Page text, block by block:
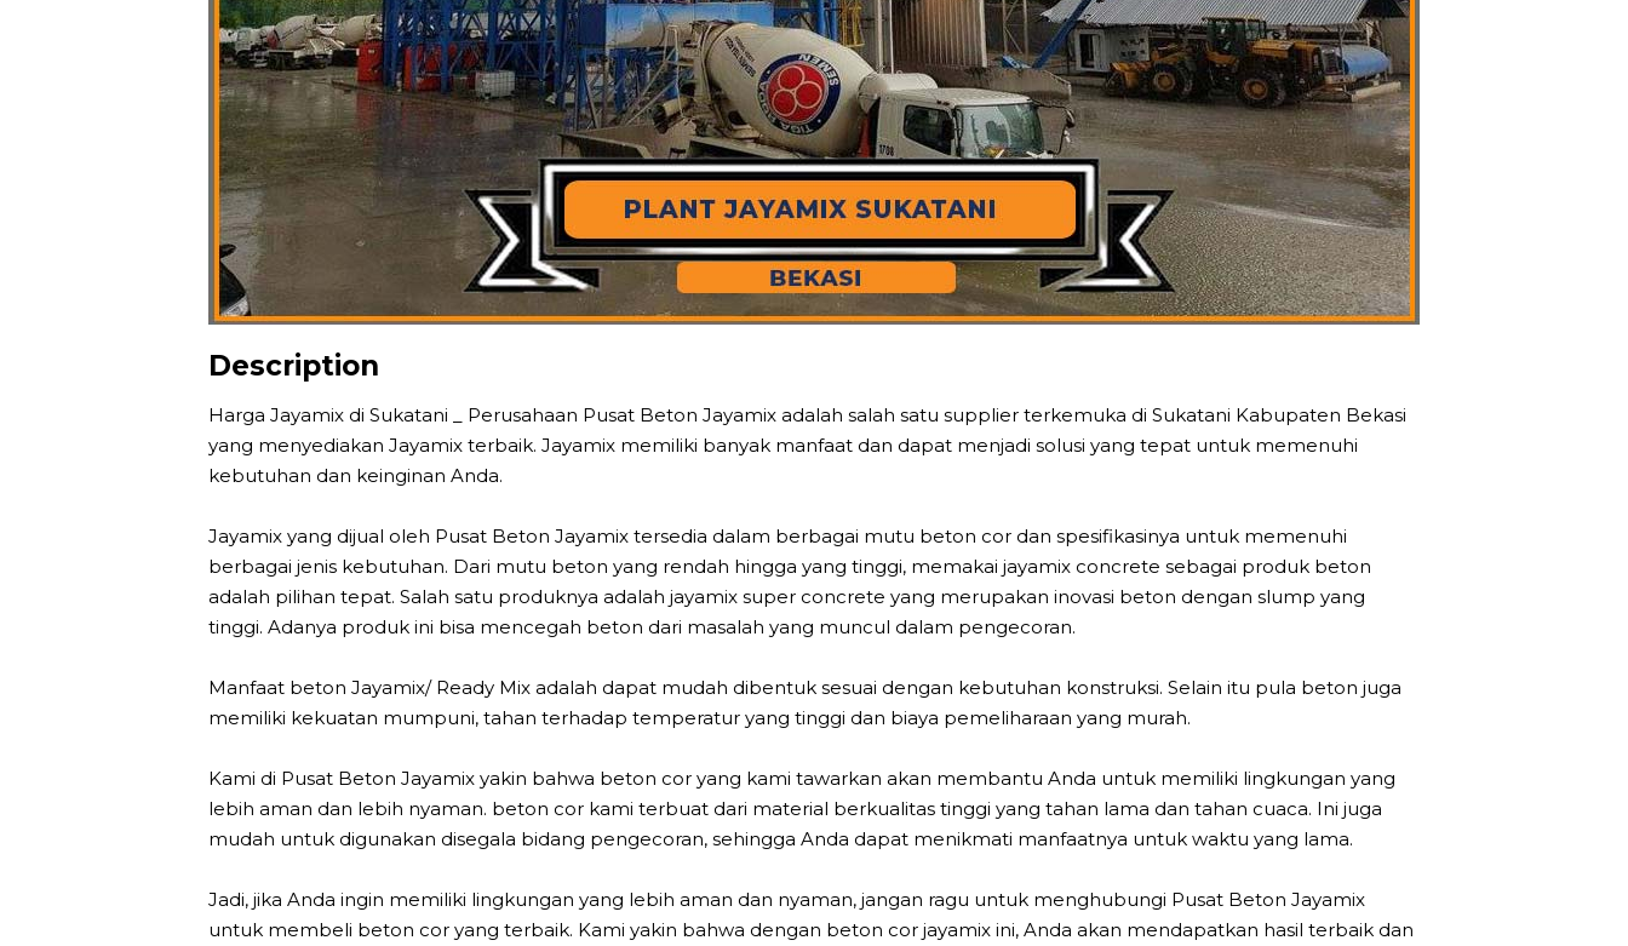
Description
Harga Jayamix di Sukatani _ Perusahaan Pusat Beton Jayamix adalah salah satu supplier terkemuka di Sukatani Kabupaten Bekasi
yang menyediakan Jayamix terbaik. Jayamix memiliki banyak manfaat dan dapat menjadi solusi yang tepat untuk memenuhi
kebutuhan dan keinginan Anda.
Jayamix yang dijual oleh Pusat Beton Jayamix tersedia dalam berbagai mutu beton cor dan spesifikasinya untuk memenuhi
berbagai jenis kebutuhan. Dari mutu beton yang rendah hingga yang tinggi, memakai jayamix concrete sebagai produk beton
adalah pilihan tepat. Salah satu produknya adalah jayamix super concrete yang merupakan inovasi beton dengan slump yang
tinggi. Adanya produk ini bisa mencegah beton dari masalah yang muncul dalam pengecoran.
Manfaat beton Jayamix/ Ready Mix adalah dapat mudah dibentuk sesuai dengan kebutuhan konstruksi. Selain itu pula beton juga
memiliki kekuatan mumpuni, tahan terhadap temperatur yang tinggi dan biaya pemeliharaan yang murah.
Kami di Pusat Beton Jayamix yakin bahwa beton cor yang kami tawarkan akan membantu Anda untuk memiliki lingkungan yang
lebih aman dan lebih nyaman. beton cor kami terbuat dari material berkualitas tinggi yang tahan lama dan tahan cuaca. Ini juga
mudah untuk digunakan disegala bidang pengecoran, sehingga Anda dapat menikmati manfaatnya untuk waktu yang lama.
Jadi, jika Anda ingin memiliki lingkungan yang lebih aman dan nyaman, jangan ragu untuk menghubungi Pusat Beton Jayamix
untuk membeli beton cor yang terbaik. Kami yakin bahwa dengan beton cor jayamix ini, Anda akan mendapatkan hasil terbaik dan